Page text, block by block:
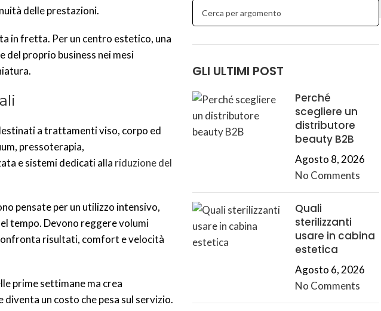
delle prestazioni.
in fretta. Per un centro estetico, una
del proprio business nei mesi
a trattamenti viso, corpo ed
pressoterapia,
e sistemi dedicati alla riduzione del
pensate per un utilizzo intensivo,
tempo. Devono reggere volumi
risultati, comfort e velocità
prime settimane ma crea
un costo che pesa sul servizio.
GLI ULTIMI POST
Perché
scegliere un
distributore
beauty B2B
Agosto 8, 2026
No Comments
Quali
sterilizzanti
usare in cabina
estetica
Agosto 6, 2026
No Comments